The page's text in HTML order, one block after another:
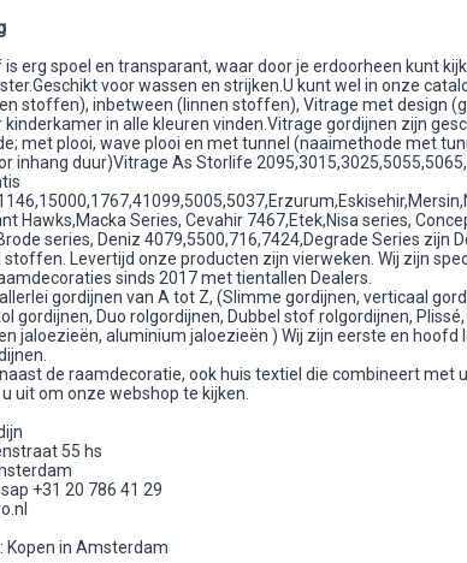
erg spoel en transparant, waar door je erdoorheen kunt
voor wassen en strijken.U kunt wel in onze
stoffen), inbetween (linnen stoffen), Vitrage met design
kinderkamer in alle kleuren vinden.Vitrage gordijnen zijn
met plooi, wave plooi en met tunnel (naaimethode met
inhang duur)Vitrage As Storlife
Hawks,Macka Series, Cevahir 7467,Etek,Nisa series,
series, Deniz 4079,5500,716,7424,Degrade Series zijn
Levertijd onze producten zijn vierweken. Wij zijn
sinds 2017 met tientallen Dealers.
gordijnen van A tot Z, (Slimme gordijnen, verticaal
gordijnen, Duo rolgordijnen, Dubbel stof rolgordijnen,
jaloezieën, aluminium jaloezieën ) Wij zijn eerste en hoofd
de raamdecoratie, ook huis textiel die combineert met
uit om onze webshop te kijken.
55 hs
+31 20 786 41 29
Kopen in Amsterdam